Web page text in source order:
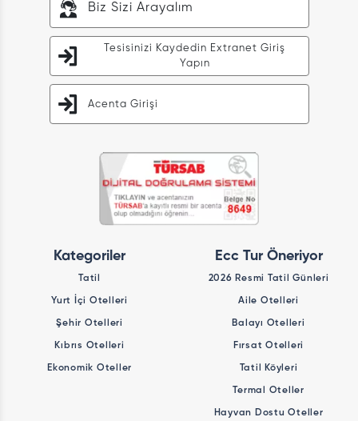
Biz Sizi Arayalım
Tesisinizi Kaydedin Extranet Giriş
Yapın
Acenta Girişi
Kategoriler
Tatil
Yurt İçi Otelleri
Şehir Otelleri
Kıbrıs Otelleri
Ekonomik Oteller
Ecc Tur Öneriyor
2026 Resmi Tatil Günleri
Aile Otelleri
Balayı Otelleri
Fırsat Otelleri
Tatil Köyleri
Termal Oteller
Hayvan Dostu Oteller